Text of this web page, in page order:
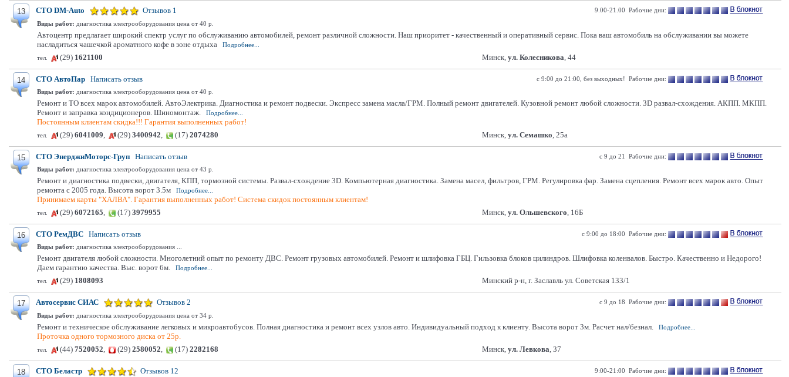
13 СТО DM-Auto Отзывов 1
9.00-21.00 Рабочие дни:
Виды работ: диагностика электрооборудования цена от 40 р.
Автоцентр предлагает широкий спектр услуг по обслуживанию автомобилей, ремонт различной сложности. Наш приоритет - качественный и оперативный сервис. Пока ваш автомобиль на обслуживании вы можете
насладиться чашечкой ароматного кофе в зоне отдыха
Подробнее...
тел.
(29) 1621100 Минск, ул. Колесникова, 44
14 СТО АвтоПар Написать отзыв
с 9:00 до 21:00, без выходных! Рабочие дни:
Виды работ: диагностика электрооборудования цена от 40 р.
Ремонт и ТО всех марок автомобилей. АвтоЭлектрика. Диагностика и ремонт подвески. Экспресс замена масла/ГРМ. Полный ремонт двигателей. Кузовной ремонт любой сложности. 3D развал-схождения. АКПП. МКПП.
Ремонт и заправка кондиционеров. Шиномонтаж.
Подробнее...
Постоянным клиентам скидка!!! Гарантия выполненных работ!
тел. (29) 6041009, (29) 3400942, (17) 2074280 Минск, ул. Семашко, 25а
15 СТО ЭнерджиМоторс-Груп Написать отзыв
с 9 до 21 Рабочие дни:
Виды работ: диагностика электрооборудования цена от 43 р.
Ремонт и диагностика подвески, двигателя, КПП, тормозной системы. Развал-схождение 3D. Компьютерная диагностика. Замена масел, фильтров, ГРМ. Регулировка фар. Замена сцепления. Ремонт всех марок авто. Опыт
ремонта с 2005 года. Высота ворот 3.5м
Подробнее...
Принимаем карты "ХАЛВА". Гарантия выполненных работ! Система скидок постоянным клиентам!
тел. (29) 6072165, (17) 3979955 Минск, ул. Ольшевского, 16Б
16 СТО РемДВС Написать отзыв
с 9:00 до 18:00 Рабочие дни:
Виды работ: диагностика электрооборудования ...
Ремонт двигателя любой сложности. Многолетний опыт по ремонту ДВС. Ремонт грузовых автомобилей. Ремонт и шлифовка ГБЦ. Гильзовка блоков цилиндров. Шлифовка коленвалов. Быстро. Качественно и Недорого!
Даем гарантию качества. Выс. ворот 6м.
Подробнее...
тел.
(29) 1808093 Минский р-н, г. Заславль ул. Советская 133/1
17 Автосервис СИАС Отзывов 2
с 9 до 18 Рабочие дни:
Виды работ: диагностика электрооборудования цена от 34 р.
Ремонт и техническое обслуживание легковых и микроавтобусов. Полная диагностика и ремонт всех узлов авто. Индивидуальный подход к клиенту. Высота ворот 3м. Расчет нал/безнал. Подробнее...
Проточка одного тормозного диска от 25р.
тел. (44) 7520052, (29) 2580052, (17) 2282168 Минск, ул. Левкова, 37
18 СТО Беластр Отзывов 12
9:00-21:00 Рабочие дни: